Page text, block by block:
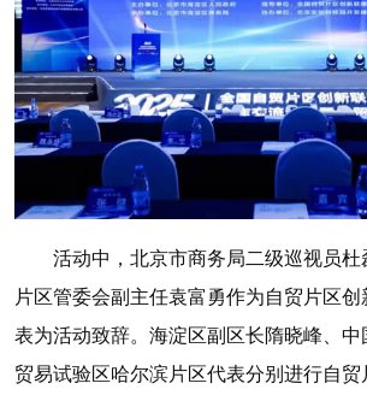
活动中，北京市商务局二级巡视员
片区管委会副主任袁富勇作为自贸片区
表为活动致辞。海淀区副区长隋晓峰、
贸易试验区哈尔滨片区代表分别进行自